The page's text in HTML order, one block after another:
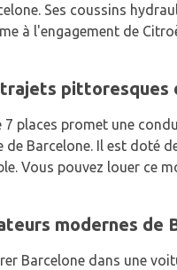
Ses coussins
à l'engagement de
trajets pittoresques
7 places promet une
Barcelone. Il est doté
Vous pouvez louer ce
modernes de
Barcelone dans une